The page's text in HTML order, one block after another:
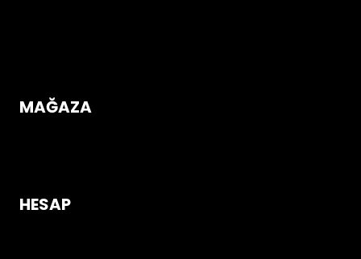
MAĞAZA
HESAP